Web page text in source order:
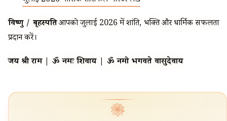
विष्णु / बृहस्पतिआपको जुलाई 2026 में शांति, भक्ति और धार्मिक सफलता
प्रदान करें।
जय श्री राम | ॐ नमः शिवाय | ॐ नमो भगवते वासुदेवाय
❀